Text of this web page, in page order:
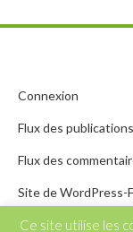
Connexion
Flux des publications
Flux des
Site de WordPress-
Ce site utilise les